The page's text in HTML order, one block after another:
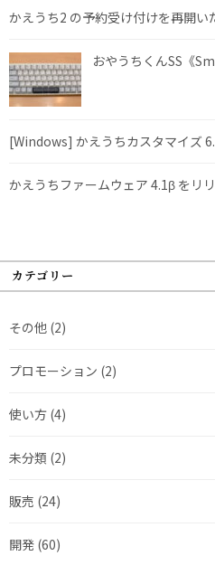
かえうち2 の予約受け付けを再開い
おやうちくんSS《
[Windows] かえうちカスタマイズ
かえうちファームウェア 4.1β をリ
カテゴリー
その他 (2)
プロモーション (2)
使い方 (4)
未分類 (2)
販売 (24)
開発 (60)